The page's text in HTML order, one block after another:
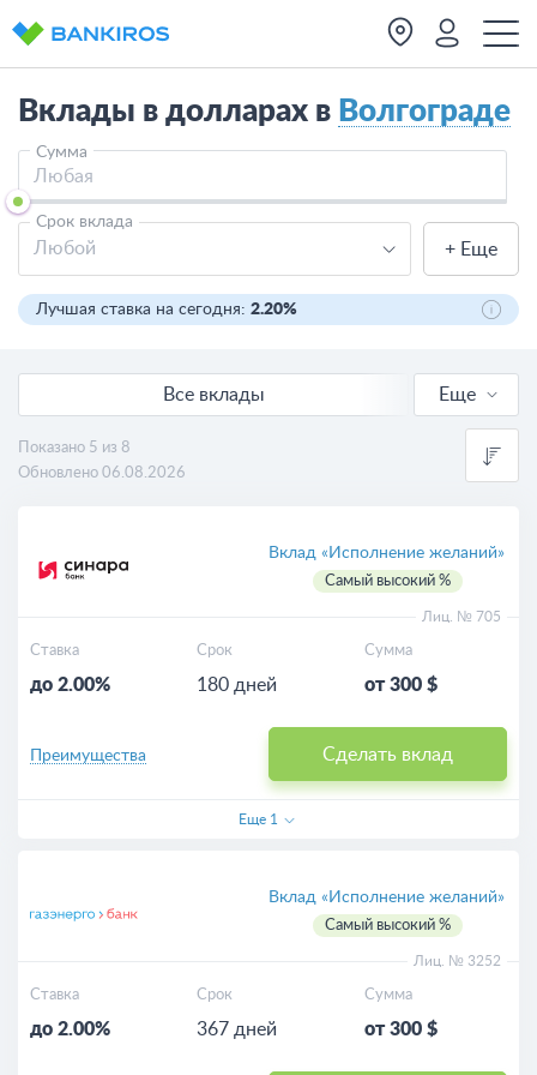
Вклады в долларах в Волгограде
Сумма
Срок вклада
Любой + Еще
Лучшая ставка на сегодня: 2.20%
Все вклады
Калькулятор
Еще
Показано 5 из 8
Обновлено 06.08.2026
Вклад «Исполнение желаний»
Самый высокий %
Лиц. № 705
Ставка
до 2.00%
Срок
180 дней
Сумма
от 300 $
Сделать вклад
Преимущества
Еще 1
Вклад «Исполнение желаний»
Самый высокий %
Лиц. № 3252
Ставка
до 2.00%
Срок
367 дней
Сумма
от 300 $